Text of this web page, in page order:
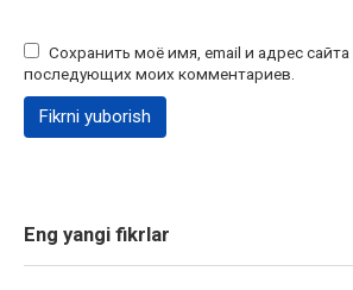
Сохранить моё имя, email и адрес
последующих моих комментариев.
Eng yangi fikrlar